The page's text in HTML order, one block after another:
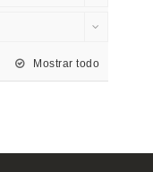
Mostrar todo